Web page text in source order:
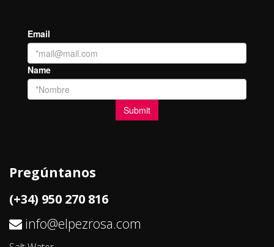
Pregúntanos
(+34) 950 270 816
info@elpezrosa.com